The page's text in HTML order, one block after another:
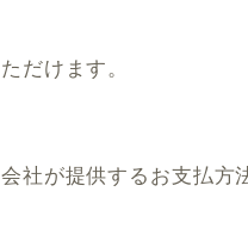
だけます。
社が提供するお支払方